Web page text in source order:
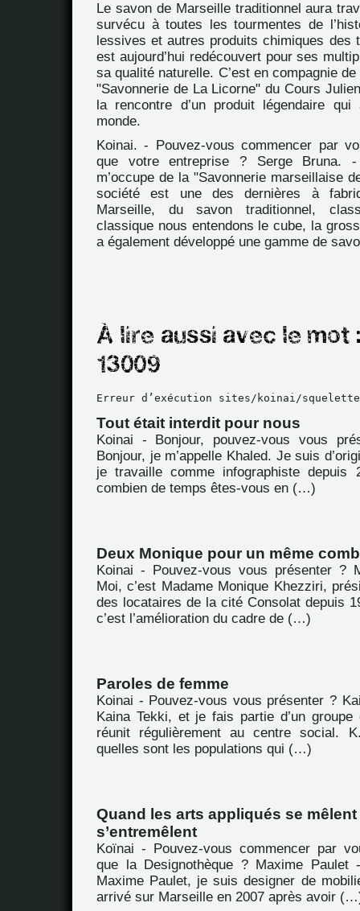
Le savon de Marseille traditionnel aura
survécu à toutes les tourmentes de
lessives et autres produits chimiques des
est aujourd’hui redécouvert pour ses
sa qualité naturelle. C’est en compagnie
"Savonnerie de La Licorne" du Cours
la rencontre d’un produit légendaire
monde.
Koinai. - Pouvez-vous commencer par
que votre entreprise ? Serge Bruna.
m’occupe de la "Savonnerie marseillaise
société est une des dernières à
Marseille, du savon traditionnel,
classique nous entendons le cube, la
a également développé une gamme de
Erreur d’exécution sites/koinai/
Tout était interdit pour nous
Koinai - Bonjour, pouvez-vous vous
Bonjour, je m’appelle Khaled. Je suis
je travaille comme infographiste depuis
combien de temps êtes-vous en (…)
Deux Monique pour un même
Koinai - Pouvez-vous vous présenter ?
Moi, c’est Madame Monique Khezziri,
des locataires de la cité Consolat depuis
c’est l’amélioration du cadre de (…)
Paroles de femme
Koinai - Pouvez-vous vous présenter ?
Kaina Tekki, et je fais partie d’un
réunit régulièrement au centre social.
quelles sont les populations qui (…)
Quand les arts appliqués se mêlent
s’entremêlent
Koïnai - Pouvez-vous commencer par
que la Designothèque ? Maxime Paulet
Maxime Paulet, je suis designer de
arrivé sur Marseille en 2007 après avoir